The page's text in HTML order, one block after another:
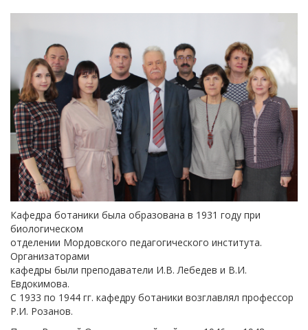
Кафедра ботаники была образована в 1931 году при
биологическом
отделении Мордовского педагогического института.
Организаторами
кафедры были преподаватели И.В. Лебедев и В.И.
Евдокимова.
С 1933 по 1944 гг. кафедру ботаники возглавлял профессор
Р.И. Розанов.